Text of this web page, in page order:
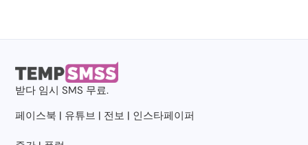
받다 임시 SMS 무료.
페이스북 | 유튜브 | 전보 | 인스타페이퍼